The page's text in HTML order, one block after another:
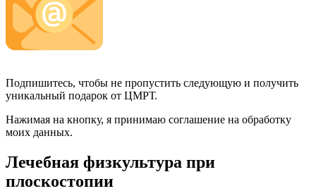
Подпишитесь, чтобы не пропустить следующую и получить
уникальный подарок от ЦМРТ.
Нажимая на кнопку, я принимаю соглашение на обработку
моих данных.
Лечебная физкультура при
плоскостопии